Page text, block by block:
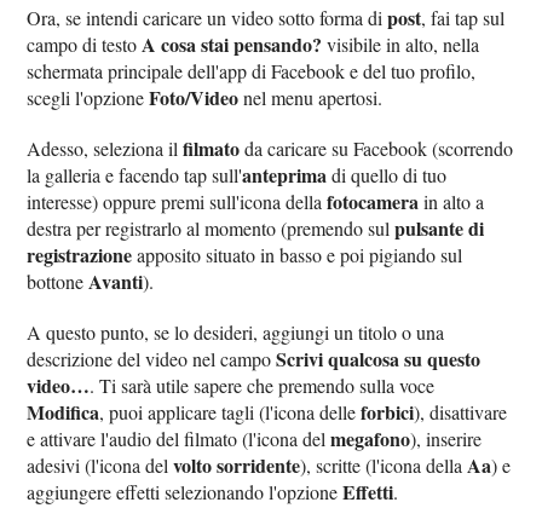
Ora, se intendi caricare un video sotto forma dipost, fai tap sul
campo di testoA cosa stai pensando? visibile in alto, nella
schermata principale dell'app di Facebook e del tuo profilo,
scegli l'opzioneFoto/Videonel menu apertosi.
Adesso, seleziona ilfilmatoda caricare su Facebook (scorrendo
la galleria e facendo tap sull'anteprimadi quello di tuo
interesse) oppure premi sull'icona dellafotocamerain alto a
destra per registrarlo al momento (premendo sulpulsante di
registrazioneapposito situato in basso e poi pigiando sul
bottoneAvanti).
A questo punto, se lo desideri, aggiungi un titolo o una
descrizione del video nel campoScrivi qualcosa su questo
video…. Ti sarà utile sapere che premendo sulla voce
Modifica, puoi applicare tagli (l'icona delleforbici), disattivare
e attivare l'audio del filmato (l'icona delmegafono), inserire
adesivi (l'icona delvolto sorridente), scritte (l'icona dellaAa) e
aggiungere effetti selezionando l'opzioneEffetti.